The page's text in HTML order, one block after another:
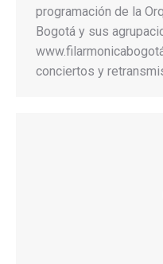
programación de la
Bogotá y sus
conciertos y